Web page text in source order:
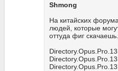
Shmong
На китайских
людей, которые
оттуда фиг скачаешь.